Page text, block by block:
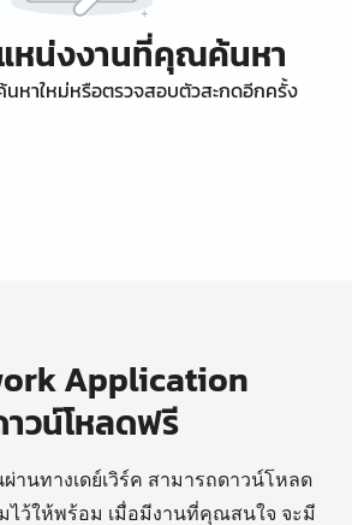
หน่งงานที่คุณค้นหา
นหาใหม่หรือตรวจสอบตัวสะกดอีกครั้ง
Application
วน์โหลดฟรี
านทางเดย์เวิร์ค สามารถดาวน์โหลด
ไว้ให้พร้อม เมื่อมีงานที่คุณสนใจ จะมี